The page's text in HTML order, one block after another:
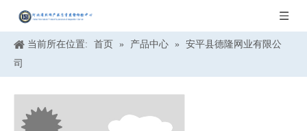
当前所在位置: 首页 » 产品中心 »
安平县德隆网业有限公
司